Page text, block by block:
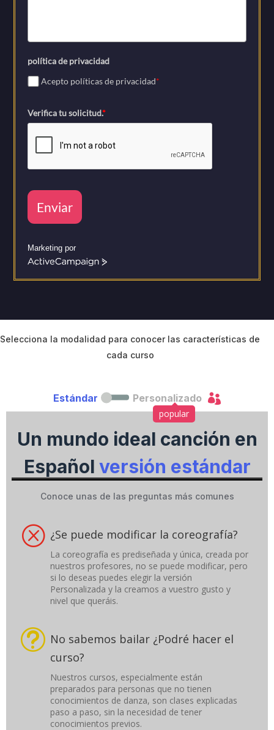
política de privacidad
Acepto políticas de privacidad*
Verifica tu solicitud.*
Enviar
Marketing por
A
C
g
Selecciona la modalidad para conocer las características de
cada curso
Estándar
popular

Personalizado
Un mundo ideal canción en
Español versión estándar
Conoce unas de las preguntas más comunes
Q ¿Se puede modificar la coreografía?
La coreografía es prediseñada y única, creada por
nuestros profesores, no se puede modificar, pero
si lo deseas puedes elegir la versión
Personalizada y la creamos a vuestro gusto y
nivel que queráis.
t No sabemos bailar ¿Podré hacer el
curso?
Nuestros cursos, especialmente están
preparados para personas que no tienen
conocimientos de danza, son clases explicadas
paso a paso, sin la necesidad de tener
conocimientos previos.